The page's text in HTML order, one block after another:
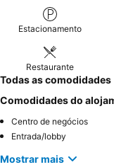
Estacionamento
Restaurante
Todas as comodidades
Comodidades do
Centro de negócios
Entrada/lobby
Mostrar mais